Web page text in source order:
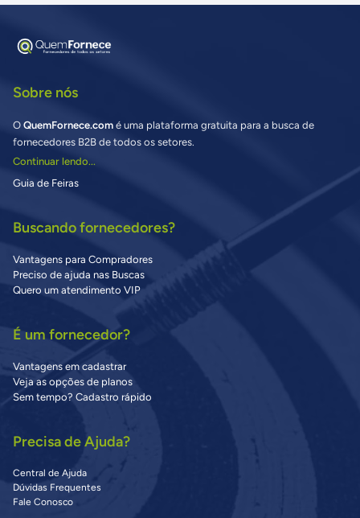
Sobre nós
O QuemFornece.com é uma plataforma gratuita para a busca de
fornecedores B2B de todos os setores.
Continuar lendo...
Guia de Feiras
Buscando fornecedores?
Vantagens para Compradores
Preciso de ajuda nas Buscas
Quero um atendimento VIP
É um fornecedor?
Vantagens em cadastrar
Veja as opções de planos
Sem tempo? Cadastro rápido
Precisa de Ajuda?
Central de Ajuda
Dúvidas Frequentes
Fale Conosco